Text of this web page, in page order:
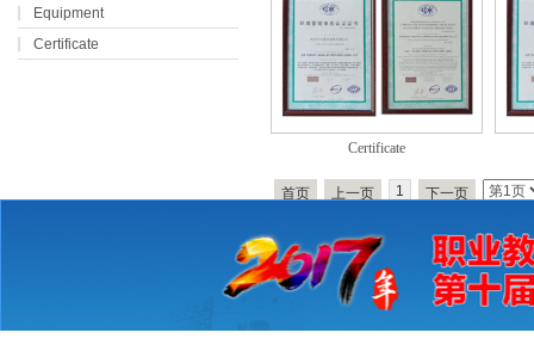
Equipment
Certificate
Certificate
首页 上一页 1 下一页